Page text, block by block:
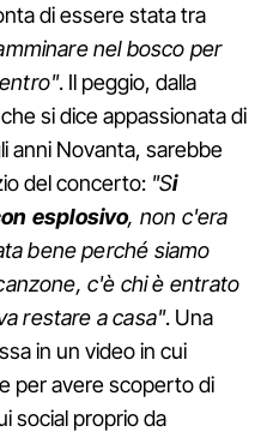
di essere stata tra
nel bosco per
. Il peggio, dalla
si dice appassionata di
anni Novanta, sarebbe
del concerto: "Si
esplosivo, non c'era
bene perché siamo
c'è chi è entrato
restare a casa". Una
in un video in cui
per avere scoperto di
social proprio da